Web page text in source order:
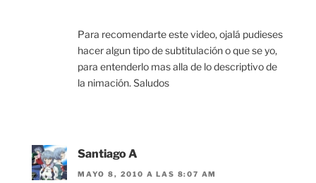
Para recomendarte este video, ojalá pudieses
hacer algun tipo de subtitulación o que se yo,
para entenderlo mas alla de lo descriptivo de
la nimación. Saludos
Santiago A
MAYO 8, 2010 A LAS 8:07 AM